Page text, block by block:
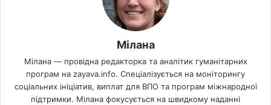
Мілана
Мілана — провідна редакторка та аналітик гуманітарних
програм на zayava.info. Спеціалізується на моніторингу
соціальних ініціатив, виплат для ВПО та програм міжнародної
підтримки. Мілана фокусується на швидкому наданні